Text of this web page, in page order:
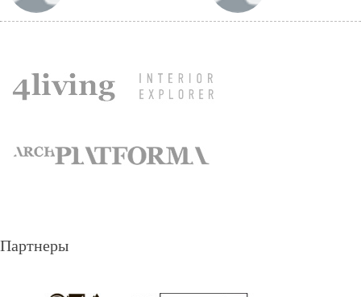
Партнеры